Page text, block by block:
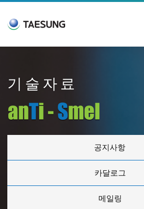
기술자료
공지사항
카달로그
메일링